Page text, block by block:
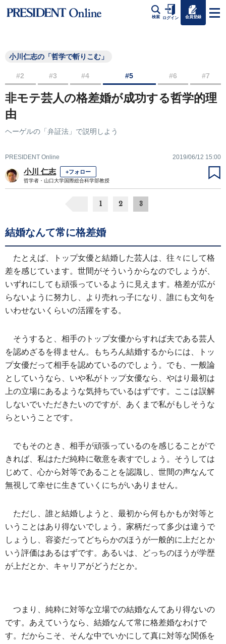
検索 ログイン 会員登録
小川仁志の「哲学で斬りこむ」
#2 #3 #4 #5 #6 #7
非モテ芸人の格差婚が成功する哲学的理
由
ヘーゲルの「弁証法」で説明しよう
PRESIDENT Online 2019/06/12 15:00
小川 仁志 +フォロー
哲学者・山口大学国際総合科学部教授
1 2 3
結婚なんて常に格差婚
たとえば、トップ女優と結婚した芸人は、往々にして格
差を感じています。世間がそういうからなのでしょうが、
いずれにしても頑張っているように見えます。格差が広が
らないように努力し、より売れっ子になり、誰にも文句を
いわせないくらいの活躍をする。
そうすると、相手のトップ女優からすれば夫である芸人
を認めざるを得ません。もちろん結婚するからには、トッ
プ女優だって相手を認めているのでしょう。でも、一般論
としていうなら、いや私がトップ女優なら、やはり最初は
上の立場にあるような気持ちでいるはずです。ここは誤解
しないでいただきたいのですが、あくまで私がもしそうな
らということです。
でもそのとき、相手が頑張っているのを感じることがで
きれば、私はただ純粋に敬意を表すでしょう。そうしては
じめて、心から対等であることを認識し、世間の声なんて
無視して幸せに生きていくにちがいありません。
ただし、誰と結婚しようと、最初から何もかもが対等と
いうことはあり得ないでしょう。家柄だって多少は違うで
しょうし、容姿だってどちらかのほうが一般的に上だとか
いう評価はあるはずです。あるいは、どっちのほうが学歴
が上だとか、キャリアがどうだとか。
つまり、純粋に対等な立場での結婚なんてあり得ないの
です。あえていうなら、結婚なんて常に格差婚なわけで
す。だからこそ、そんな中でいかにして真に対等な関係を